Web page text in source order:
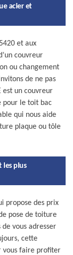
acier et
et aux
couvreur
ou changement
de ne pas
est un couvreur
pour le toit bac
qui nous aide
plaque ou tôle
les plus
propose des prix
pose de toiture
vous adresser
cette
vous faire profiter